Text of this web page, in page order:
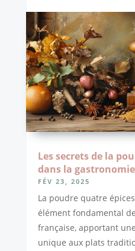
Les secrets de la
dans la
FÉV 23, 2025
La poudre quatre
élément fondamental
française, apportant
unique aux plats